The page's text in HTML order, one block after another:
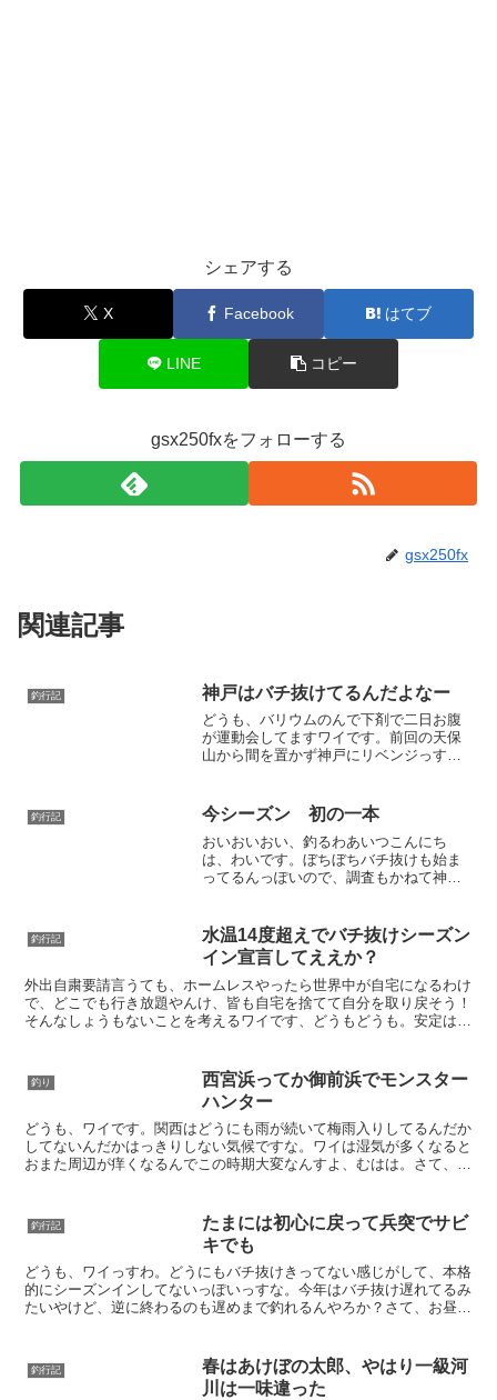
シェアする
X Facebook はてブ
LINE コピー
gsx250fxをフォローする
gsx250fx
関連記事
釣行記 神戸はバチ抜けてるんだよなー
どうも、バリウムのんで下剤で二日お腹
が運動会してますワイです。前回の天保
山から間を置かず神戸にリベンジっす
まだセイゴが飛びついてくるだけで、ど
うにも大型の個体は釣れてま...
釣行記 今シーズン 初の一本
おいおいおい、釣るわあいつこんにち
は、わいです。ぼちぼちバチ抜けも始ま
ってるんっぽいので、調査もかねて神戸
ポーアイ北公園まずは定番の北公園です
な。岸ジギ修行で、北公園東...
釣行記
水温14度超えでバチ抜けシーズン
イン宣言してええか？
外出自粛要請言うても、ホームレスやったら世界中が自宅になるわけ
で、どこでも行き放題やんけ、皆も自宅を捨てて自分を取り戻そう！
そんなしょうもないことを考えるワイです、どうもどうも。安定はし
釣り
西宮浜ってか御前浜でモンスター
ハンター
どうも、ワイです。関西はどうにも雨が続いて梅雨入りしてるんだか
してないんだかはっきりしない気候ですな。ワイは湿気が多くなると
おまた周辺が痒くなるんでこの時期大変なんすよ、むはは。さて、雨
釣行記
たまには初心に戻って兵突でサビ
キでも
どうも、ワイっすわ。どうにもバチ抜けきってない感じがして、本格
的にシーズンインしてないっぽいっすな。今年はバチ抜け遅れてるみ
たいやけど、逆に終わるのも遅めまで釣れるんやろか？さて、お昼頃
釣行記
春はあけぼの太郎、やはり一級河
川は一味違った